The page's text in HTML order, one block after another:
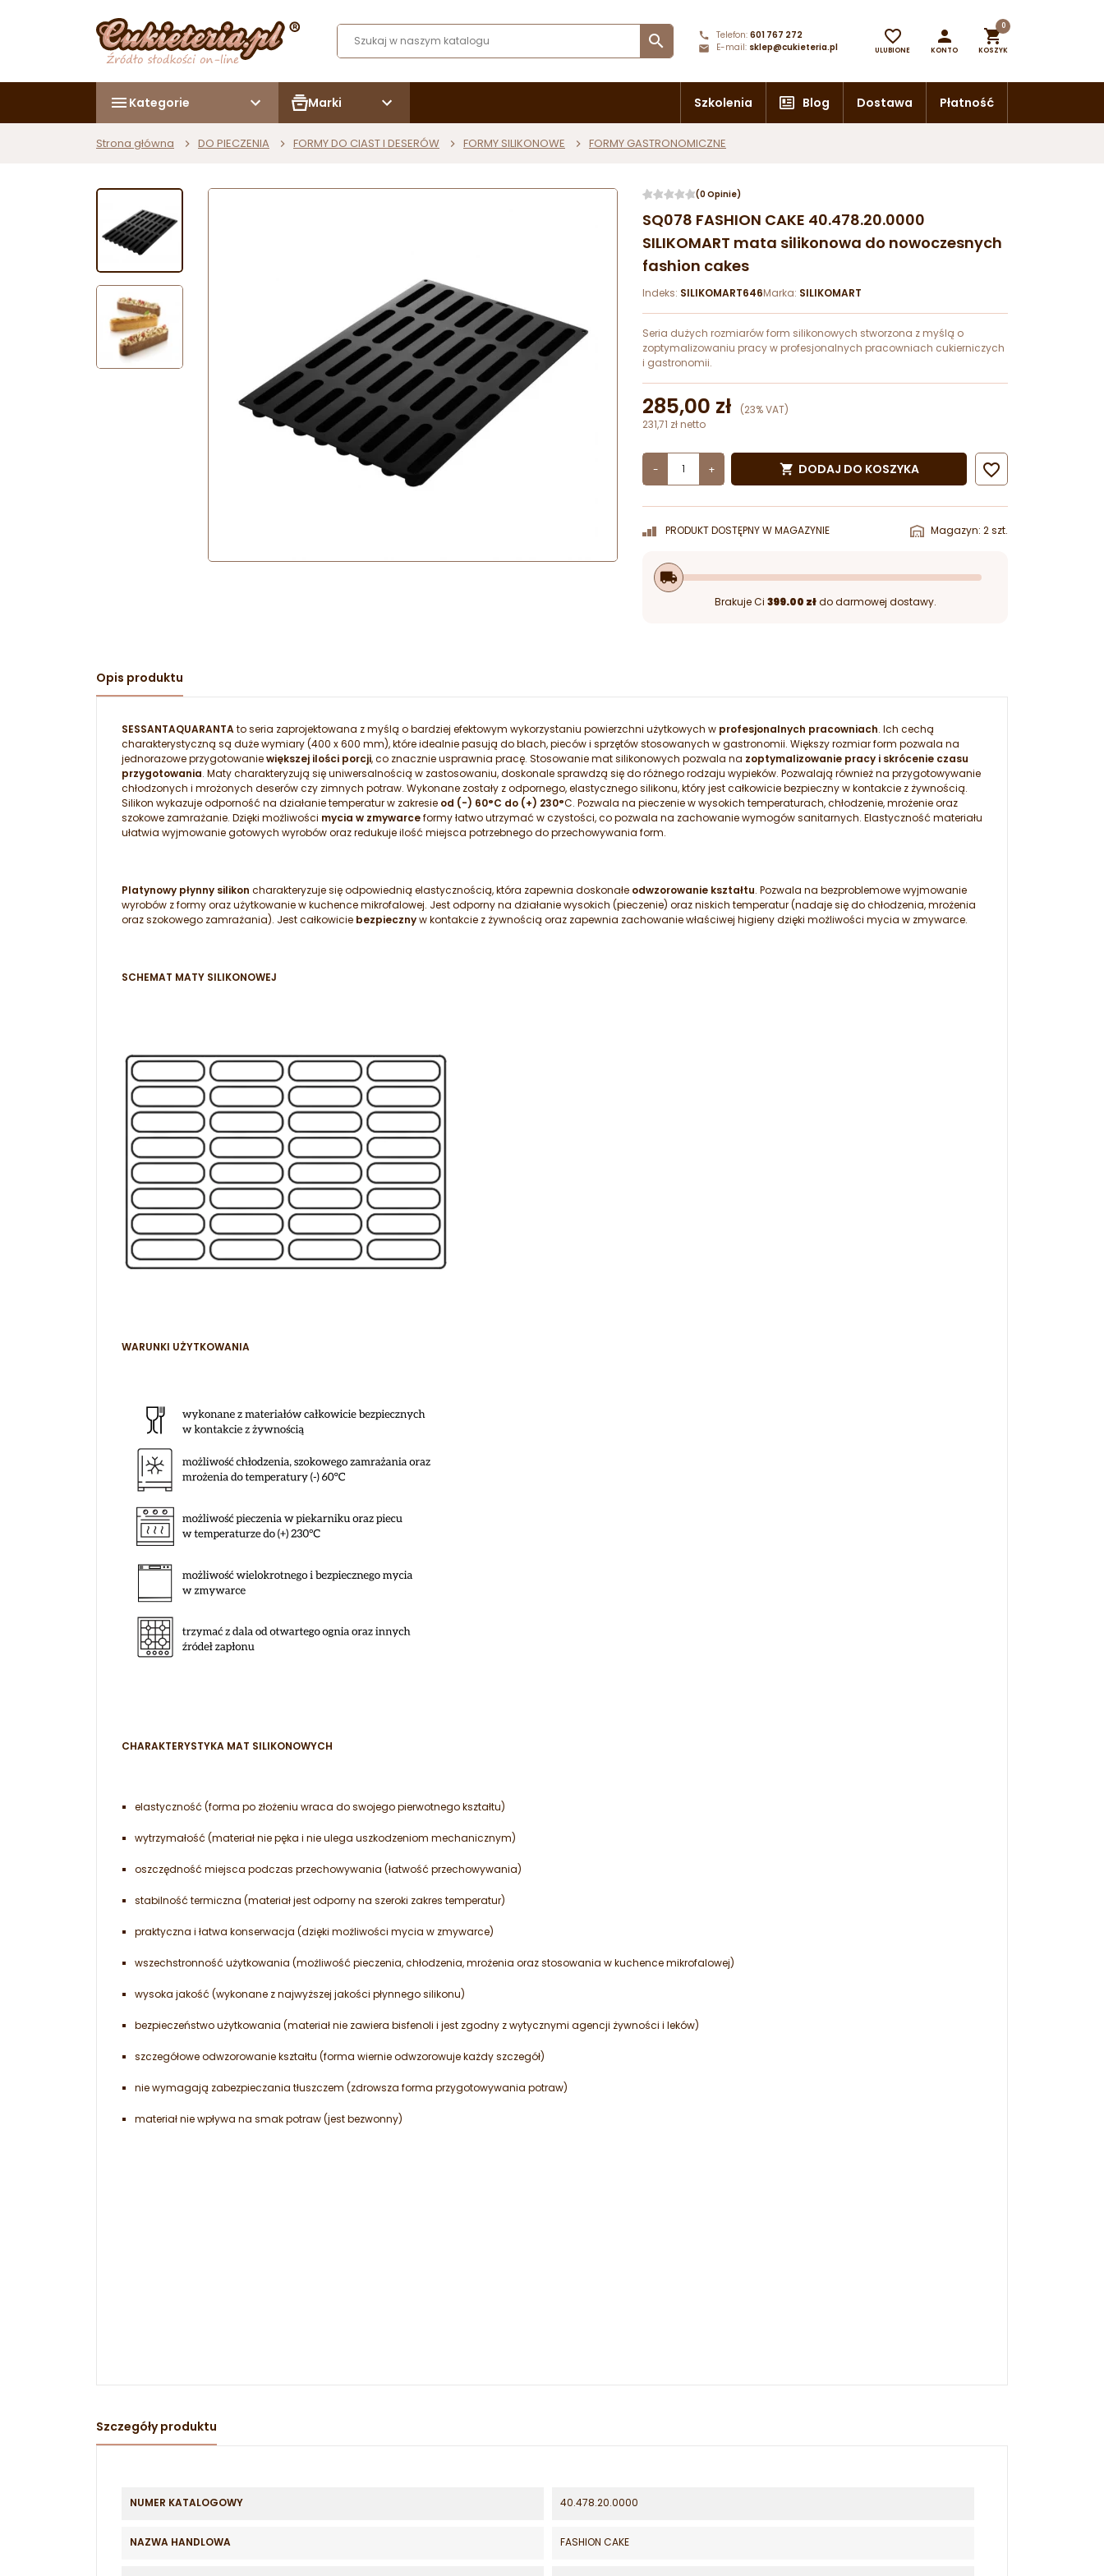
 Telefon: 601 767 272
E-mail: sklep@cukieteria.pl

ULUBIONE

KONTO

0
KOSZYK
Kategorie Marki Szkolenia Blog Dostawa Płatność
Strona główna DO PIECZENIA FORMY DO CIAST I DESERÓW FORMY SILIKONOWE FORMY GASTRONOMICZNE
(0 Opinie)
SQ078 FASHION CAKE 40.478.20.0000
SILIKOMART mata silikonowa do nowoczesnych
fashion cakes
Indeks: SILIKOMART646Marka: SILIKOMART
Seria dużych rozmiarów form silikonowych stworzona z myślą o
zoptymalizowaniu pracy w profesjonalnych pracowniach cukierniczych
i gastronomii.
285,00 zł
(23% VAT)
231,71 zł netto
- +  DODAJ DO KOSZYKA 
PRODUKT DOSTĘPNY W MAGAZYNIE Magazyn: 2 szt.
local_shipping
Brakuje Ci 399.00 złdo darmowej dostawy.
Opis produktu
SESSANTAQUARANTAto seria zaprojektowana z myślą o bardziej efektowym wykorzystaniu powierzchni użytkowych w profesjonalnych pracowniach. Ich cechą
charakterystyczną są duże wymiary (400 x 600 mm), które idealnie pasują do blach, pieców i sprzętów stosowanych w gastronomii. Większy rozmiar form pozwala na
jednorazowe przygotowaniewiększej ilości porcji, co znacznie usprawnia pracę. Stosowanie mat silikonowych pozwala na zoptymalizowanie pracy i skrócenie czasu
przygotowania. Maty charakteryzują się uniwersalnością w zastosowaniu, doskonale sprawdzą się do różnego rodzaju wypieków. Pozwalają również na przygotowywanie
chłodzonych i mrożonych deserów czy zimnych potraw. Wykonane zostały z odpornego, elastycznego silikonu, który jest całkowicie bezpieczny w kontakcie z żywnością.
Silikon wykazuje odporność na działanie temperatur w zakresie od (-) 60°C do (+) 230°C. Pozwala na pieczenie w wysokich temperaturach, chłodzenie, mrożenie oraz
szokowe zamrażanie. Dzięki możliwości mycia w zmywarceformy łatwo utrzymać w czystości, co pozwala na zachowanie wymogów sanitarnych. Elastyczność materiału
ułatwia wyjmowanie gotowych wyrobów oraz redukuje ilość miejsca potrzebnego do przechowywania form.
Platynowy płynny silikon charakteryzuje się odpowiednią elastycznością, która zapewnia doskonałe odwzorowanie kształtu. Pozwala na bezproblemowe wyjmowanie
wyrobów z formy oraz użytkowanie w kuchence mikrofalowej. Jest odporny na działanie wysokich (pieczenie) oraz niskich temperatur (nadaje się do chłodzenia, mrożenia
oraz szokowego zamrażania). Jest całkowicie bezpiecznyw kontakcie z żywnością oraz zapewnia zachowanie właściwej higieny dzięki możliwości mycia w zmywarce.
SCHEMAT MATY SILIKONOWEJ
WARUNKI UŻYTKOWANIA
CHARAKTERYSTYKA MAT SILIKONOWYCH
elastyczność (forma po złożeniu wraca do swojego pierwotnego kształtu)
wytrzymałość (materiał nie pęka i nie ulega uszkodzeniom mechanicznym)
oszczędność miejsca podczas przechowywania (łatwość przechowywania)
stabilność termiczna (materiał jest odporny na szeroki zakres temperatur)
praktyczna i łatwa konserwacja (dzięki możliwości mycia w zmywarce)
wszechstronność użytkowania (możliwość pieczenia, chłodzenia, mrożenia oraz stosowania w kuchence mikrofalowej)
wysoka jakość (wykonane z najwyższej jakości płynnego silikonu)
bezpieczeństwo użytkowania (materiał nie zawiera bisfenoli i jest zgodny z wytycznymi agencji żywności i leków)
szczegółowe odwzorowanie kształtu (forma wiernie odwzorowuje każdy szczegół)
nie wymagają zabezpieczania tłuszczem (zdrowsza forma przygotowywania potraw)
materiał nie wpływa na smak potraw (jest bezwonny)
Szczegóły produktu
NUMER KATALOGOWY 40.478.20.0000
NAZWA HANDLOWA FASHION CAKE